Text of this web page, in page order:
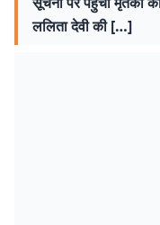
ललिता देवी की […]